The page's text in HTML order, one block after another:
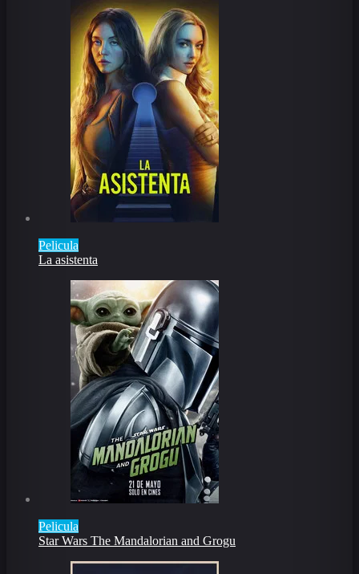
Pelicula
La asistenta
Pelicula
Star Wars The Mandalorian and Grogu